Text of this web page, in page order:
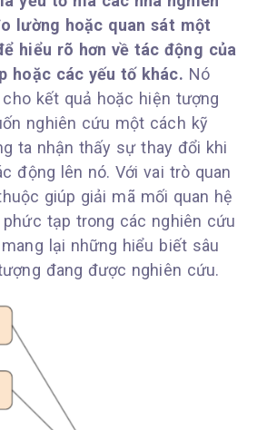
lường hoặc quan sát một
hiểu rõ hơn về tác động của
hoặc các yếu tố khác. Nó
kết quả hoặc hiện tượng
nghiên cứu một cách kỹ
ta nhận thấy sự thay đổi khi
động lên nó. Với vai trò quan
giúp giải mã mối quan hệ
tạp trong các nghiên cứu
lại những hiểu biết sâu
đang được nghiên cứu.